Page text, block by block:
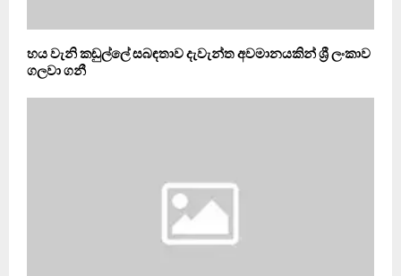
හය වැනි කඩුල්ලේ සබඳතාව දැවැන්ත අවමානයකින් ශ්‍රී ලංකාව
ගලවා ගනී